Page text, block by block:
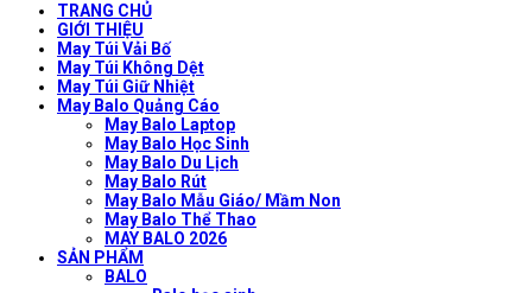
TRANG CHỦ
GIỚI THIỆU
May Túi Vải Bố
May Túi Không Dệt
May Túi Giữ Nhiệt
May Balo Quảng Cáo
May Balo Laptop
May Balo Học Sinh
May Balo Du Lịch
May Balo Rút
May Balo Mẫu Giáo/ Mầm Non
May Balo Thể Thao
MAY BALO 2026
SẢN PHẨM
BALO